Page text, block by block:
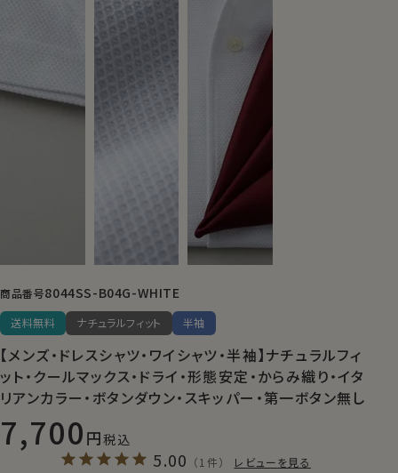
商品番号8044SS-B04G-WHITE
送料無料 ナチュラルフィット 半袖
【メンズ・ドレスシャツ・ワイシャツ・半袖】ナチュラルフィ
ット・クールマックス・ドライ・形態安定・からみ織り・イタ
リアンカラー・ボタンダウン・スキッパー・第一ボタン無し
7,700 税込
5.00 （1件） レビューを見る